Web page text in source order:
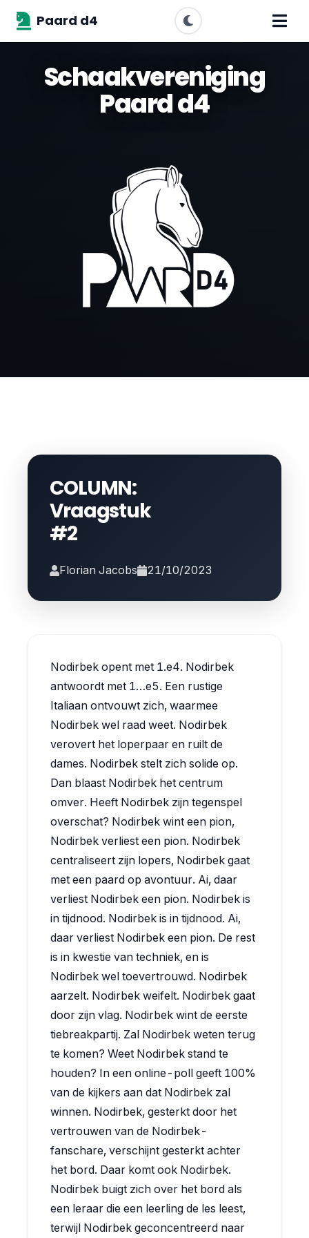
Paard d4
Schaakvereniging
Paard d4
COLUMN:
Vraagstuk
#2
Florian Jacobs 21/10/2023
Nodirbek opent met 1.e4. Nodirbek
antwoordt met 1…e5. Een rustige
Italiaan ontvouwt zich, waarmee
Nodirbek wel raad weet. Nodirbek
verovert het loperpaar en ruilt de
dames. Nodirbek stelt zich solide op.
Dan blaast Nodirbek het centrum
omver. Heeft Nodirbek zijn tegenspel
overschat? Nodirbek wint een pion,
Nodirbek verliest een pion. Nodirbek
centraliseert zijn lopers, Nodirbek gaat
met een paard op avontuur. Ai, daar
verliest Nodirbek een pion. Nodirbek is
in tijdnood. Nodirbek is in tijdnood. Ai,
daar verliest Nodirbek een pion. De rest
is in kwestie van techniek, en is
Nodirbek wel toevertrouwd. Nodirbek
aarzelt. Nodirbek weifelt. Nodirbek gaat
door zijn vlag. Nodirbek wint de eerste
tiebreakpartij. Zal Nodirbek weten terug
te komen? Weet Nodirbek stand te
houden? In een online-poll geeft 100%
van de kijkers aan dat Nodirbek zal
winnen. Nodirbek, gesterkt door het
vertrouwen van de Nodirbek-
fanschare, verschijnt gesterkt achter
het bord. Daar komt ook Nodirbek.
Nodirbek buigt zich over het bord als
een leraar die een leerling de les leest,
terwijl Nodirbek geconcentreerd naar